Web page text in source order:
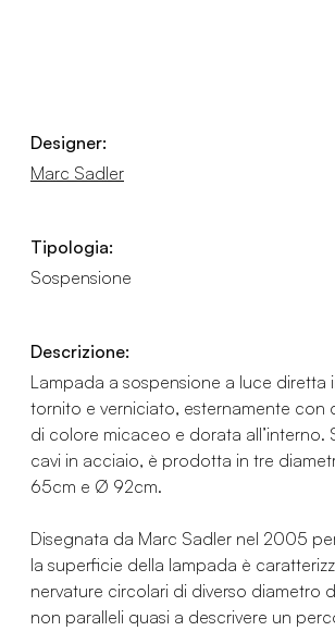
Designer:
Marc Sadler
Tipologia:
Sospensione
Descrizione:
Lampada a sospensione a luce diretta
tornito e verniciato, esternamente con
di colore micaceo e dorata all’interno.
cavi in acciaio, è prodotta in tre
65cm e Ø 92cm.
Disegnata da Marc Sadler nel 2005
la superficie della lampada è
nervature circolari di diverso diametro
non paralleli quasi a descrivere un